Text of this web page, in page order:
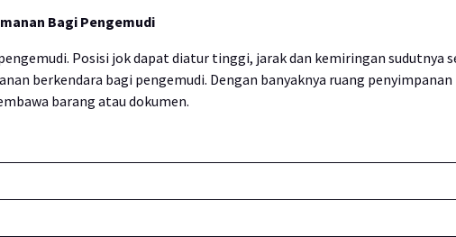
Bagi Pengemudi
Posisi jok dapat diatur tinggi, jarak dan kemiringan sudutnya
berkendara bagi pengemudi. Dengan banyaknya ruang
barang atau dokumen.